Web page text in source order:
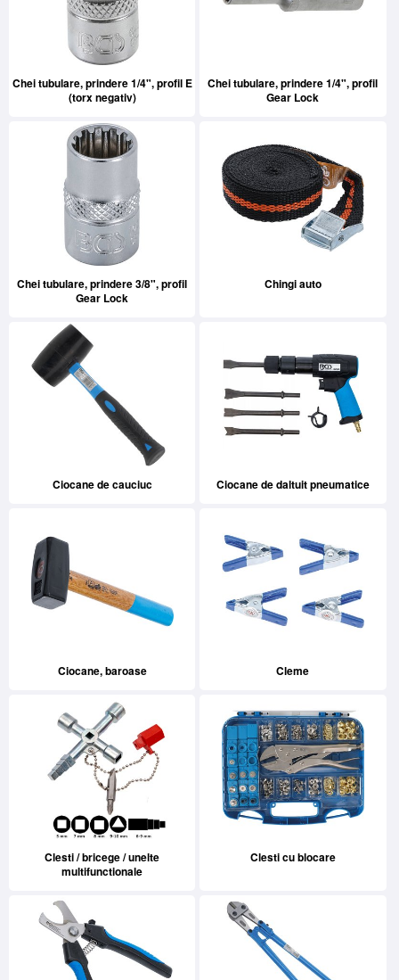
Chei tubulare, prindere 1/4", profil E
(torx negativ)
Chei tubulare, prindere 1/4", profil
Gear Lock
Chei tubulare, prindere 3/8", profil
Gear Lock
Chingi auto
Ciocane de cauciuc Ciocane de daltuit pneumatice
Ciocane, baroase Cleme
Clesti / bricege / unelte
multifunctionale
Clesti cu blocare